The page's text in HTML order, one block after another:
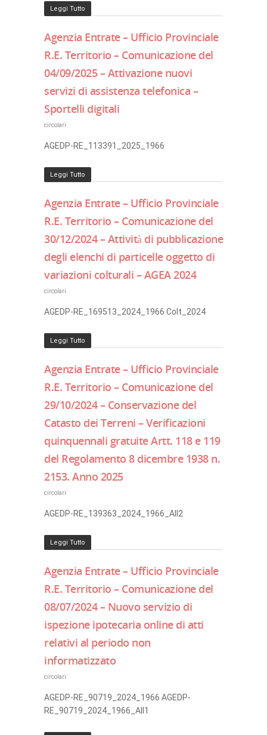
Leggi Tutto
Agenzia Entrate – Ufficio Provinciale
R.E. Territorio – Comunicazione del
04/09/2025 – Attivazione nuovi
servizi di assistenza telefonica –
Sportelli digitali
circolari
AGEDP-RE_113391_2025_1966
Leggi Tutto
Agenzia Entrate – Ufficio Provinciale
R.E. Territorio – Comunicazione del
30/12/2024 – Attività di pubblicazione
degli elenchi di particelle oggetto di
variazioni colturali – AGEA 2024
circolari
AGEDP-RE_169513_2024_1966 Colt_2024
Leggi Tutto
Agenzia Entrate – Ufficio Provinciale
R.E. Territorio – Comunicazione del
29/10/2024 – Conservazione del
Catasto dei Terreni – Verificazioni
quinquennali gratuite Artt. 118 e 119
del Regolamento 8 dicembre 1938 n.
2153. Anno 2025
circolari
AGEDP-RE_139363_2024_1966_All2
Leggi Tutto
Agenzia Entrate – Ufficio Provinciale
R.E. Territorio – Comunicazione del
08/07/2024 – Nuovo servizio di
ispezione ipotecaria online di atti
relativi al periodo non
informatizzato
circolari
AGEDP-RE_90719_2024_1966 AGEDP-
RE_90719_2024_1966_All1